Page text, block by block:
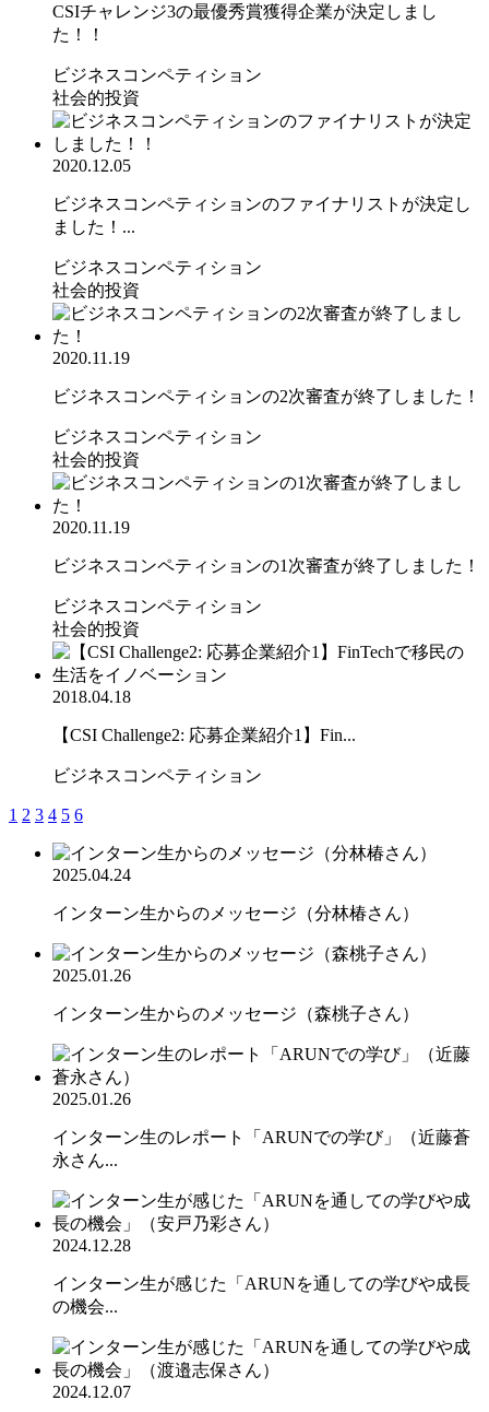
CSIチャレンジ3の最優秀賞獲得企業が決定しまし
た！！
ビジネスコンペティション
社会的投資
2020.12.05
ビジネスコンペティションのファイナリストが決定し
ました！...
ビジネスコンペティション
社会的投資
2020.11.19
ビジネスコンペティションの2次審査が終了しました！
ビジネスコンペティション
社会的投資
2020.11.19
ビジネスコンペティションの1次審査が終了しました！
ビジネスコンペティション
社会的投資
2018.04.18
【CSI Challenge2: 応募企業紹介1】Fin...
ビジネスコンペティション
1 2 3 4 5 6
2025.04.24
インターン生からのメッセージ（分林椿さん）
2025.01.26
インターン生からのメッセージ（森桃子さん）
2025.01.26
インターン生のレポート「ARUNでの学び」（近藤蒼
永さん...
2024.12.28
インターン生が感じた「ARUNを通しての学びや成長
の機会...
2024.12.07